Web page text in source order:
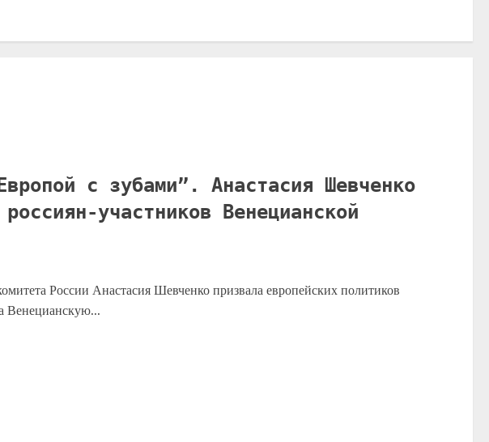
с зубами”. Анастасия Шевченко
участников Венецианской
России Анастасия Шевченко призвала европейских политиков
Венецианскую...